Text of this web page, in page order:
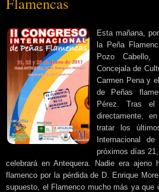
Esta mañana,
la Peña
Pozo
Concejala de
Carmen Pena y
de Peñas
Pérez. Tras
directamente,
tratar los
Internacional
próximos días
celebrará en Antequera. Nadie era
flamenco por la pérdida de D. Enrique
supuesto, el Flamenco mucho más ya que